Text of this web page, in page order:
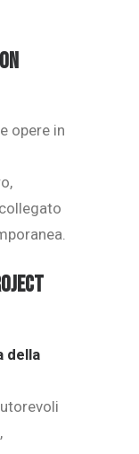
opere in
della